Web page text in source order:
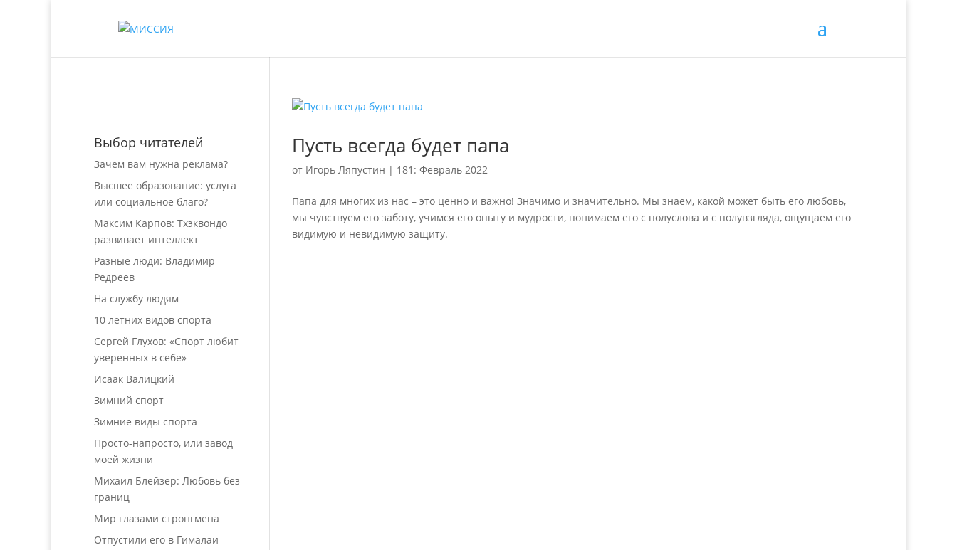
Пусть всегда будет папа
от Игорь Ляпустин | 181: Февраль 2022
Папа для многих из нас – это ценно и важно! Значимо и значительно. Мы знаем, какой может быть его любовь,
мы чувствуем его заботу, учимся его опыту и мудрости, понимаем его с полуслова и с полувзгляда, ощущаем его
видимую и невидимую защиту.
Выбор читателей
Зачем вам нужна реклама?
Высшее образование: услуга
или социальное благо?
Максим Карпов: Тхэквондо
развивает интеллект
Разные люди: Владимир
Редреев
На службу людям
10 летних видов спорта
Сергей Глухов: «Спорт любит
уверенных в себе»
Исаак Валицкий
Зимний спорт
Зимние виды спорта
Просто-напросто, или завод
моей жизни
Михаил Блейзер: Любовь без
границ
Мир глазами стронгмена
Отпустили его в Гималаи